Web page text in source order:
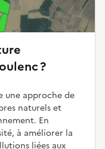
?
une approche de
naturels et
En
à améliorer la
liées aux